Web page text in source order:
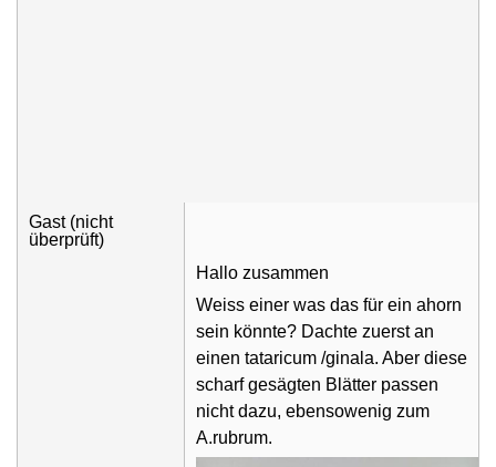
Gast (nicht
überprüft)
Hallo zusammen
Weiss einer was das für ein ahorn
sein könnte? Dachte zuerst an
einen tataricum /ginala. Aber diese
scharf gesägten Blätter passen
nicht dazu, ebensowenig zum
A.rubrum.